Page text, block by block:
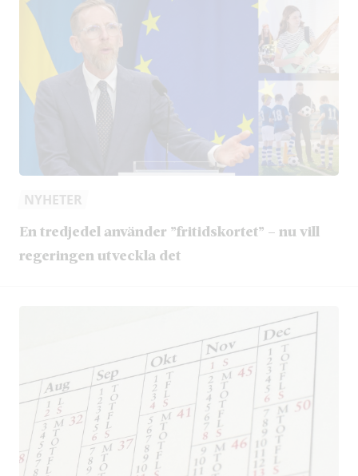
NYHETER
En tredjedel använder ”fritidskortet” – nu vill
regeringen utveckla det